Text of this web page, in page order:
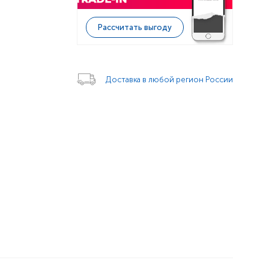
Рассчитать выгоду
Доставка в любой регион России